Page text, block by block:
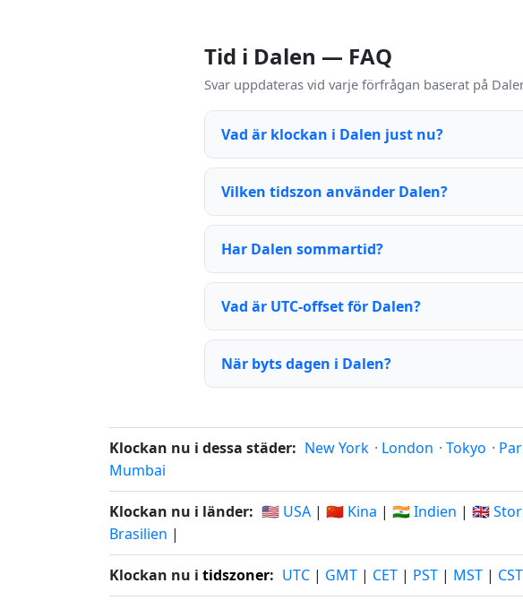
Tid i Dalen — FAQ
Svar uppdateras vid varje förfrågan baserat på
Vad är klockan i Dalen just nu?
Vilken tidszon använder Dalen?
Har Dalen sommartid?
Vad är UTC-offset för Dalen?
När byts dagen i Dalen?
Klockan nu i dessa städer: New York · London · Tokyo ·
Mumbai
Klockan nu i länder: 🇺🇸 USA | 🇨🇳 Kina | 🇮🇳 Indien | 🇬🇧
Brasilien |
Klockan nu i tidszoner: UTC | GMT | CET | PST | MST | CST